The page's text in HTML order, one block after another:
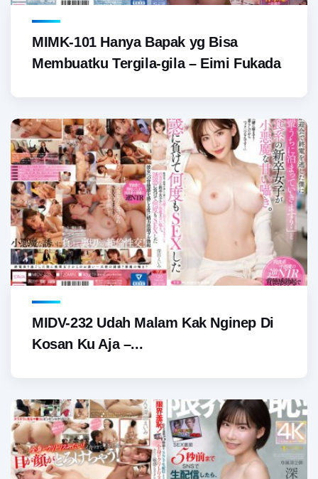
MIMK-101 Hanya Bapak yg Bisa
Membuatku Tergila-gila – Eimi Fukada
MIDV-232 Udah Malam Kak Nginep Di
Kosan Ku Aja –...